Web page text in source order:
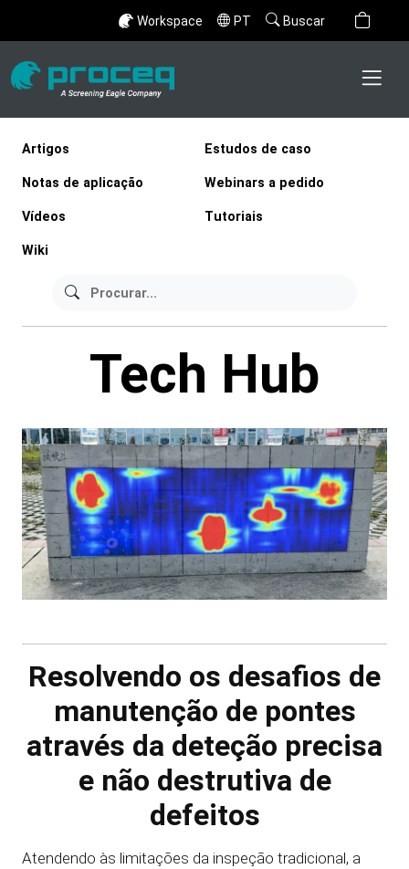
Workspace PT Buscar
Artigos Estudos de caso
Notas de aplicação Webinars a pedido
Vídeos Tutoriais
Wiki
Tech Hub
Resolvendo os desafios de
manutenção de pontes
através da deteção precisa
e não destrutiva de
defeitos
Atendendo às limitações da inspeção tradicional, a